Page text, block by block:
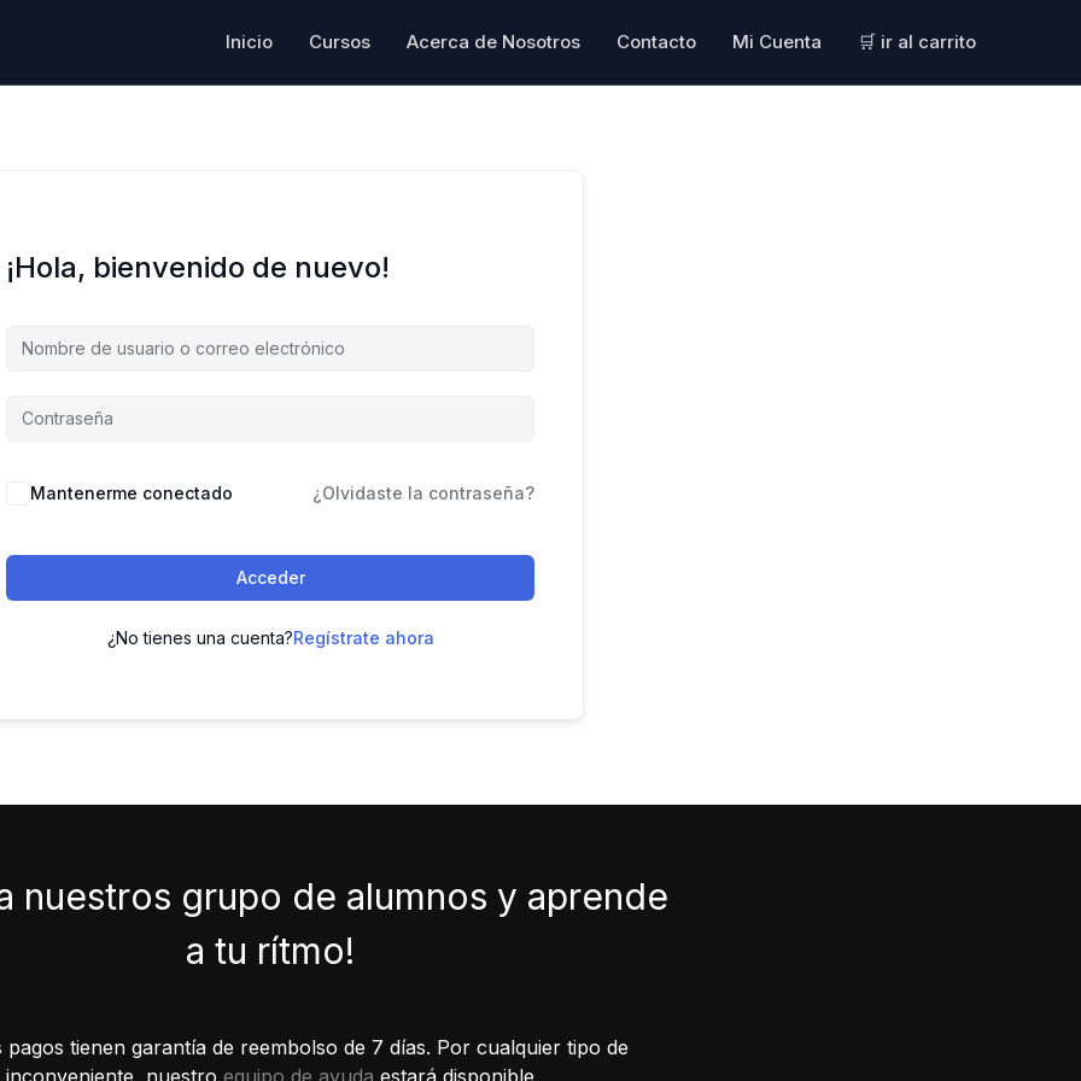
Inicio Cursos Acerca de Nosotros Contacto Mi Cuenta 🛒 ir al carrito
¡Hola, bienvenido de nuevo!
Mantenerme conectado ¿Olvidaste la contraseña?
Acceder
¿No tienes una cuenta?Regístrate ahora
nuestros grupo de alumnos y aprende
a tu rítmo!
pagos tienen garantía de reembolso de 7 días. Por cualquier tipo de
inconveniente, nuestro equipo de ayuda estará disponible